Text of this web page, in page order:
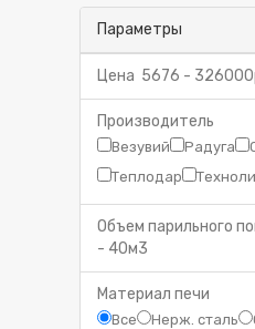
Параметры
Цена 5676 - 326000
Производитель
Везувий Радуга
Теплодар
Объем парильного
- 40м3
Материал печи
Все Нерж. сталь